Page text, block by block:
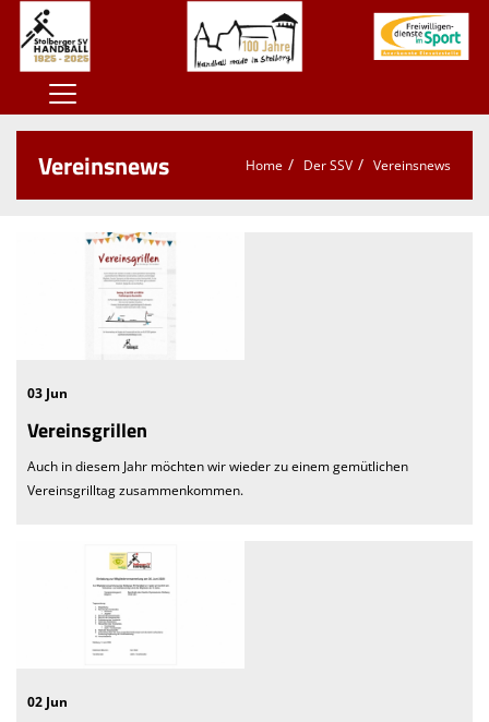
Home
100 Jahre SSV
Kontaktformular
Sponsoren
Unterstützt den SSV
Einladung MV 2026
Vereinsnews Home Der SSV Vereinsnews
03 Jun
Vereinsgrillen
Auch in diesem Jahr möchten wir wieder zu einem gemütlichen
Vereinsgrilltag zusammenkommen.
02 Jun